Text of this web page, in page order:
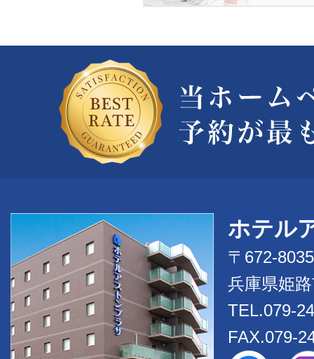
ホテル
〒672-8035
兵庫県姫
TEL.079-
FAX.079-